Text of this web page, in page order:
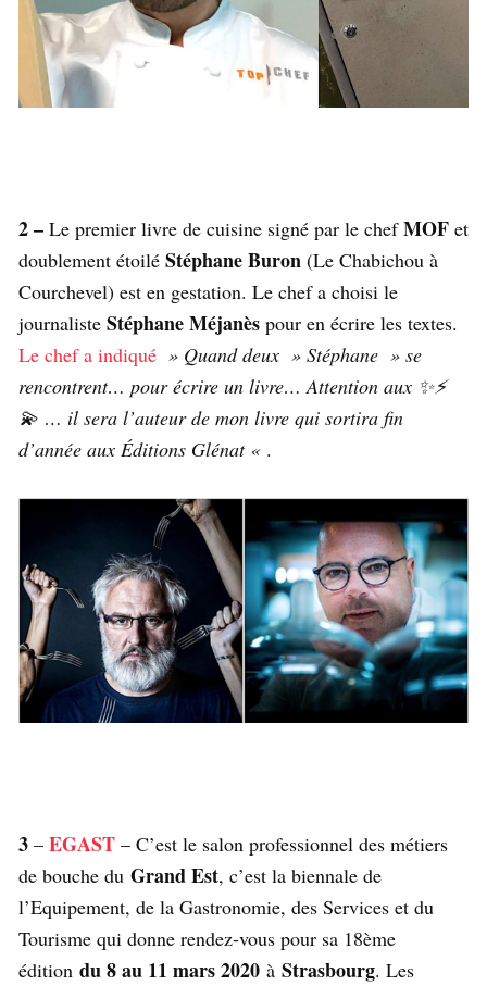
2 – Le premier livre de cuisine signé par le chefMOF et
doublement étoilé Stéphane Buron (Le Chabichou à
Courchevel) est en gestation. Le chef a choisi le
journaliste Stéphane Méjanès pour en écrire les textes.
Le chef a indiqué » Quand deux » Stéphane » se
rencontrent… pour écrire un livre… Attention aux ✨⚡️
💫 … il sera l’auteur de mon livre qui sortira fin
d’année aux Éditions Glénat « .
3 – EGAST – C’est le salon professionnel des métiers
de bouche du Grand Est, c’est la biennale de
l’Equipement, de la Gastronomie, des Services et du
Tourisme qui donne rendez-vous pour sa 18ème
édition du 8 au 11 mars 2020 à Strasbourg. Les